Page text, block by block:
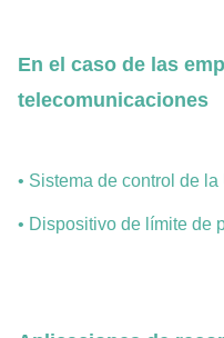
En el caso de las
telecomunicaciones
• Sistema de control de la
• Dispositivo de límite de